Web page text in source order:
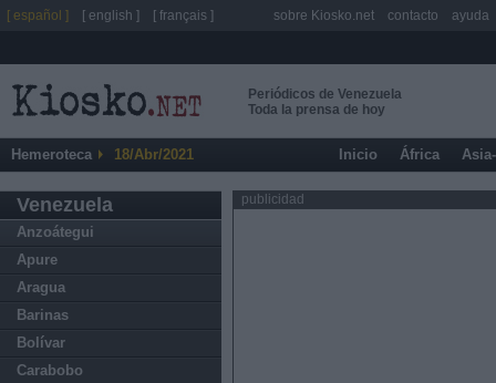
Periódicos de Venezuela
Toda la prensa de hoy
Hemeroteca 18/Abr/2021 Inicio África
Venezuela
Anzoátegui
Apure
Aragua
Barinas
Bolívar
Carabobo
publicidad
[ español ] [ english ] [ français ] sobre Kiosko.net contacto ayuda